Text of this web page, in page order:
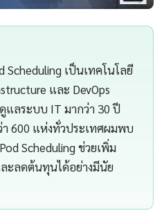
Scheduling เป็นเทคโนโลยี
และ DevOps
ลระบบ IT มากว่า 30 ปี
า 600 แห่งทั่วประเทศผมพบ
Scheduling ช่วยเพิ่ม
ะลดต้นทุนได้อย่างมีนัย